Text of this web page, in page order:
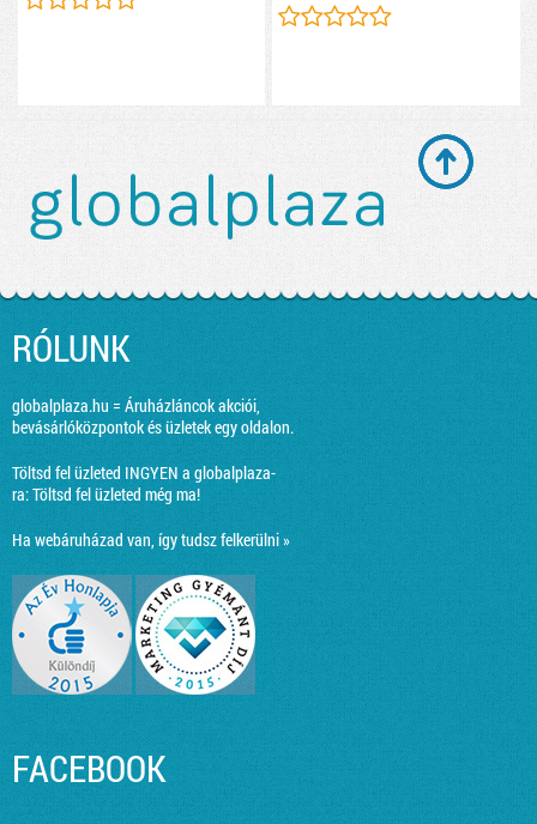
RÓLUNK
globalplaza.hu = Áruházláncok akciói,
bevásárlóközpontok és üzletek egy oldalon.
Töltsd fel üzleted INGYEN a globalplaza-
ra:Töltsd fel üzleted még ma!
Ha webáruházad van, így tudsz felkerülni »
FACEBOOK